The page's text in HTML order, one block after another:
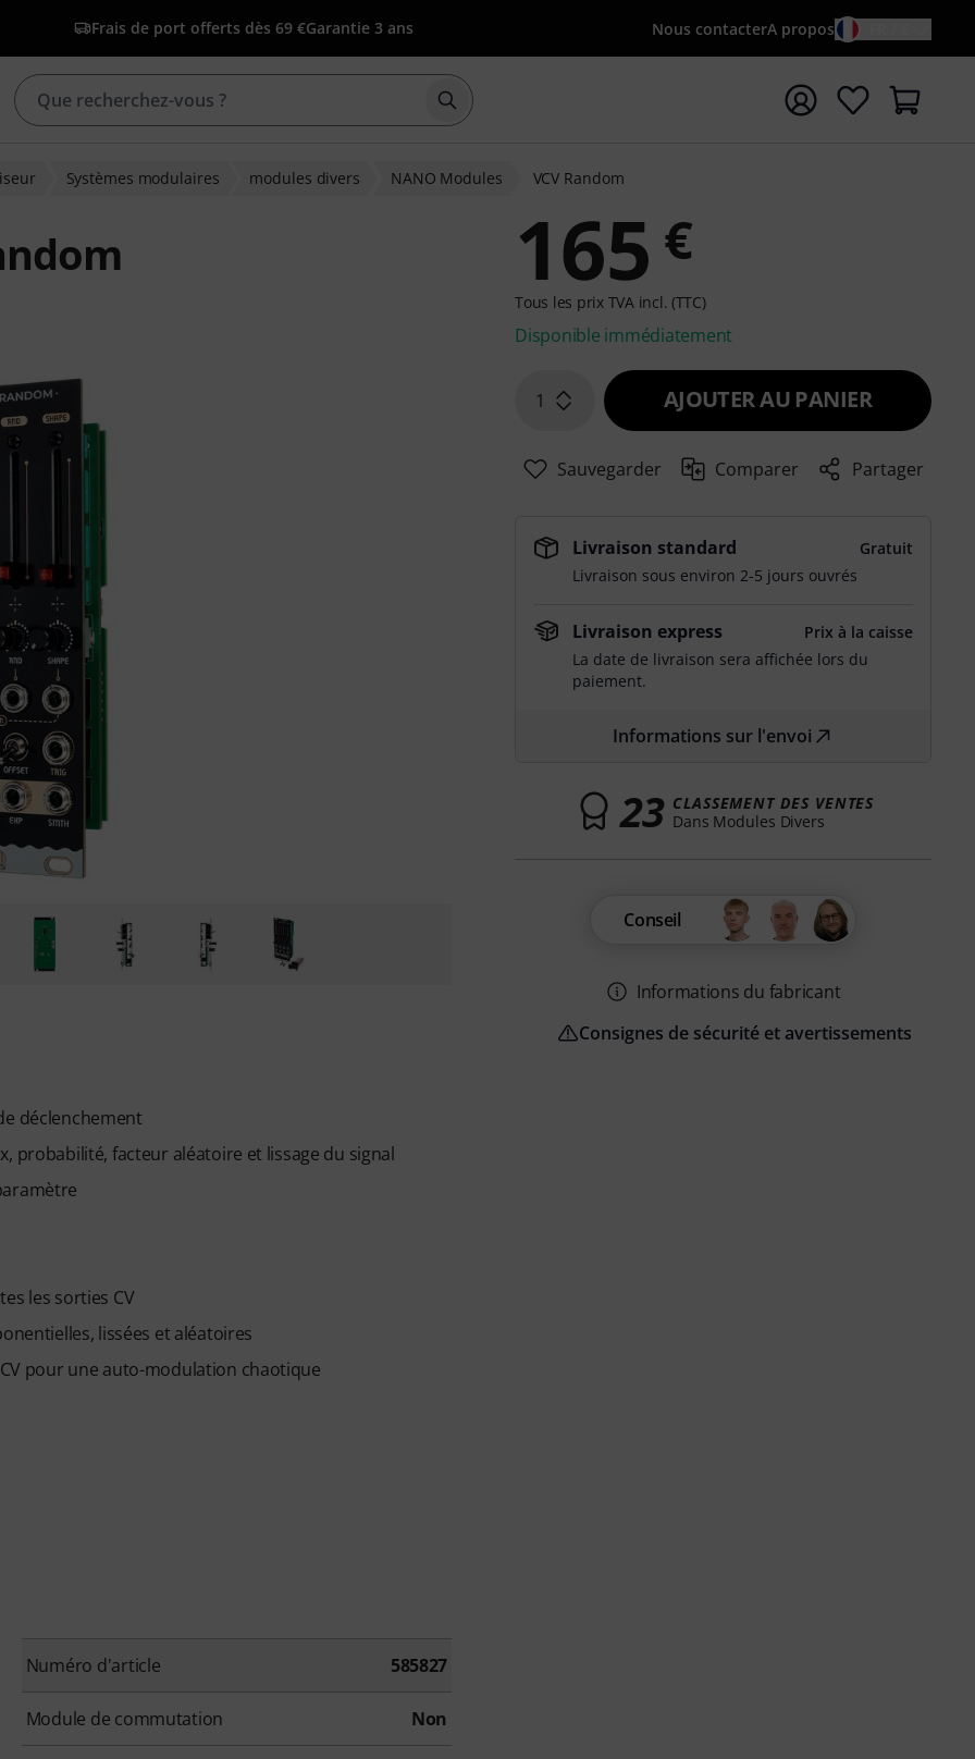
Frais de port offerts dès 69 €Garantie 3 ans Nous contacterA propos
Démarrer la recherche avec le terme de recherche
Systèmes modulaires modules divers NANO Modules VCV Random
clients
déclenchement
probabilité, facteur aléatoire et lissage du signal
les sorties CV
lissées et aléatoires
pour une auto-modulation chaotique
Numéro d'article 585827
Module de commutation Non
165 €
Tous les prix TVA incl. (TTC)
Disponible immédiatement
1 AJOUTER AU PANIER
Sauvegarder Comparer Partager
Livraison standard
Gratuit
Livraison sous environ 2-5 jours ouvrés
Livraison express
Prix à la caisse
La date de livraison sera affichée lors du
paiement.
Informations sur l'envoi
23 CLASSEMENT DES VENTES
Dans Modules Divers
Conseil
Informations du fabricant
Consignes de sécurité et avertissements